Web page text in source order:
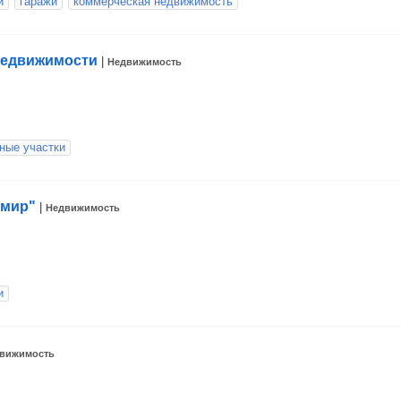
Недвижимость
участки
мир" Недвижимость